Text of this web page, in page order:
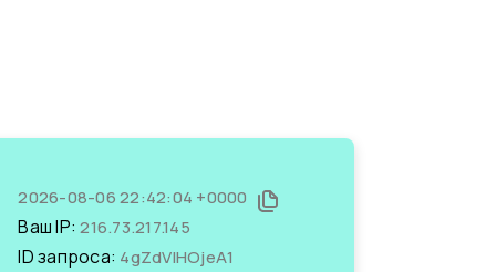
2026-08-06 22:42:04 +0000
Ваш IP:216.73.217.145
ID запроса: 4gZdVIHOjeA1